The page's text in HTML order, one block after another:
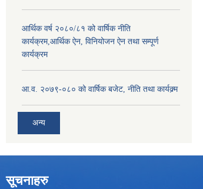
आर्थिक वर्ष २०८०/८१ को वार्षिक नीति
कार्यक्रम,आर्थिक ऐन, विनियोजन ऐन तथा सम्पूर्ण
कार्यक्रम
आ.व. २०७९-०८० को वार्षिक बजेट, नीति तथा कार्यक्र्म
अन्य
सूचनाहरु